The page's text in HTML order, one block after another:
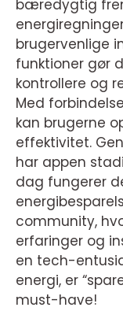
bæredygtig
brugervenlige
funktioner gør
kontrollere og
Med
kan brugerne
effektivitet.
har appen
dag fungerer
community,
erfaringer og
en tech-
energi, er
must-have!